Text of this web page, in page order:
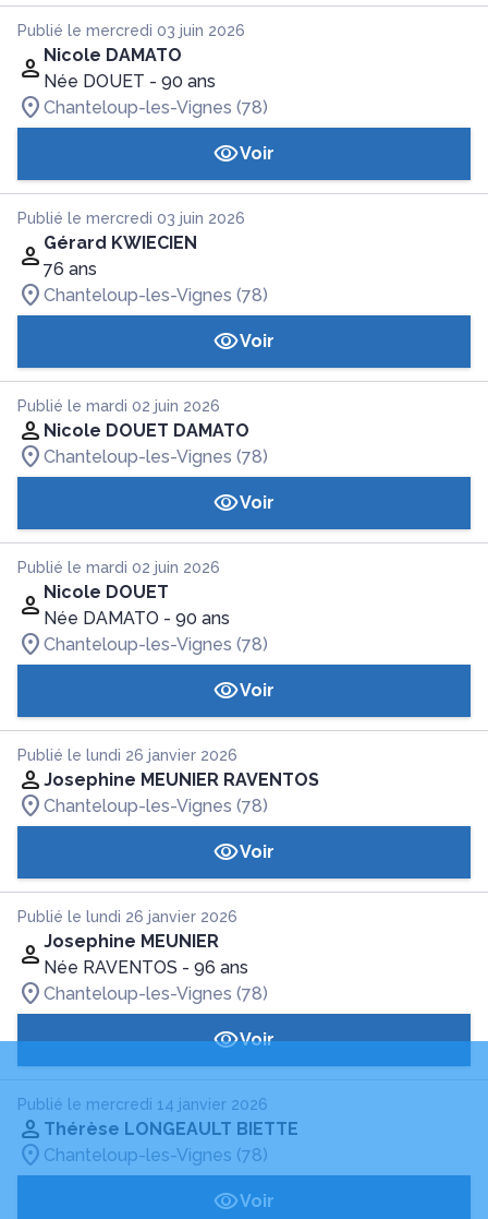
Publié le mercredi 03 juin 2026
Nicole DAMATO
Née DOUET - 90 ans
Chanteloup-les-Vignes (78)
Voir
Publié le mercredi 03 juin 2026
Gérard KWIECIEN
76 ans
Chanteloup-les-Vignes (78)
Voir
Publié le mardi 02 juin 2026
Nicole DOUET DAMATO
Chanteloup-les-Vignes (78)
Voir
Publié le mardi 02 juin 2026
Nicole DOUET
Née DAMATO - 90 ans
Chanteloup-les-Vignes (78)
Voir
Publié le lundi 26 janvier 2026
Josephine MEUNIER RAVENTOS
Chanteloup-les-Vignes (78)
Voir
Publié le lundi 26 janvier 2026
Josephine MEUNIER
Née RAVENTOS - 96 ans
Chanteloup-les-Vignes (78)
Voir
Publié le mercredi 14 janvier 2026
Thérèse LONGEAULT BIETTE
Chanteloup-les-Vignes (78)
Voir